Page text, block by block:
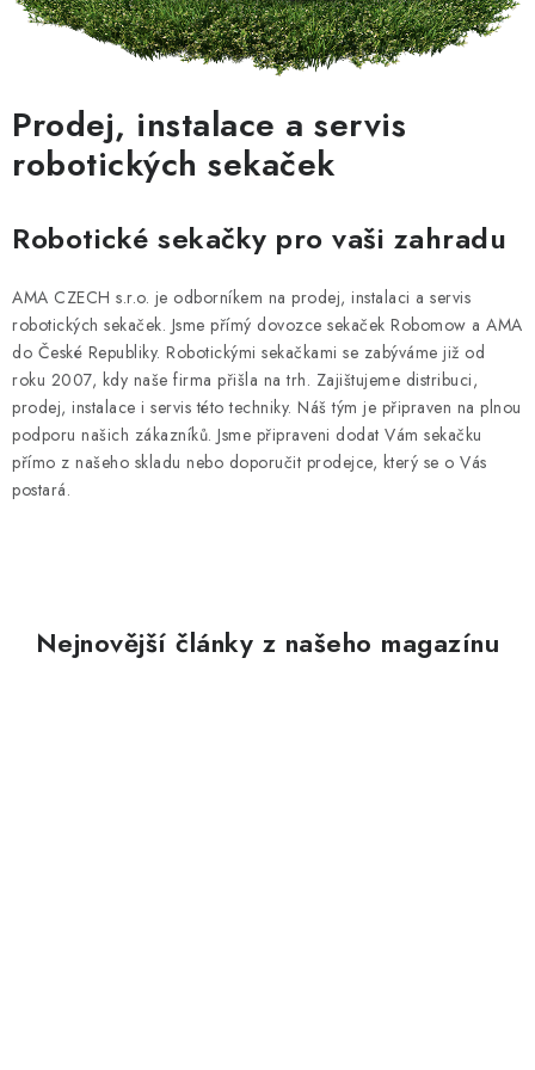
Prodej, instalace a servis
robotických sekaček
Robotické sekačky pro vaši zahradu
AMA CZECH s.r.o. je odborníkem na prodej, instalaci a servis
robotických sekaček. Jsme přímý dovozce sekaček Robomow a AMA
do České Republiky. Robotickými sekačkami se zabýváme již od
roku 2007, kdy naše firma přišla na trh. Zajištujeme distribuci,
prodej, instalace i servis této techniky. Náš tým je připraven na plnou
podporu našich zákazníků. Jsme připraveni dodat Vám sekačku
přímo z našeho skladu nebo doporučit prodejce, který se o Vás
postará.
Nejnovější články z našeho magazínu